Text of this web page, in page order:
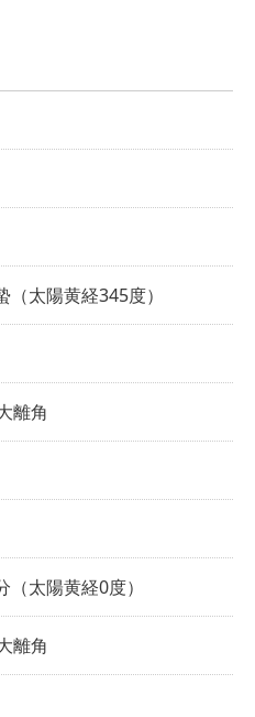
太陽黄経345度）
離角
太陽黄経0度）
離角